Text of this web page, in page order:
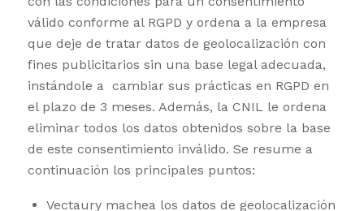
válido conforme al RGPD y ordena a la empresa
que deje de tratar datos de geolocalización con
fines publicitarios sin una base legal adecuada,
instándole a cambiar sus prácticas en RGPD en
el plazo de 3 meses. Además, la CNIL le ordena
eliminar todos los datos obtenidos sobre la base
de este consentimiento inválido. Se resume a
continuación los principales puntos:
Vectaury machea los datos de geolocalización